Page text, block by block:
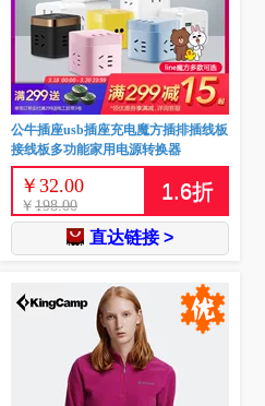
公牛插座usb插座充电魔方插排插线板
接线板多功能家用电源转换器
￥ 32.00
￥ 198.00
1.6折
直达链接 >